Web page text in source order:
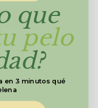
que
pelo
en 3 minutos qué